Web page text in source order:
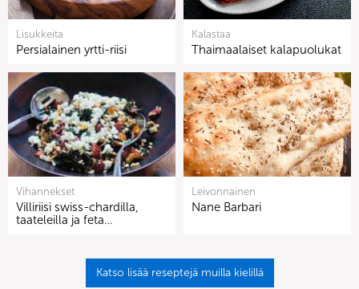
Lisukkeita
Persialainen yrtti-riisi
Kalastaa
Thaimaalaiset kalapuolukat
Vihannekset
Villiriisi swiss-chardilla,
taateleilla ja feta…
Leivonnainen
Nane Barbari
Katso lisää reseptejä muilla kielillä